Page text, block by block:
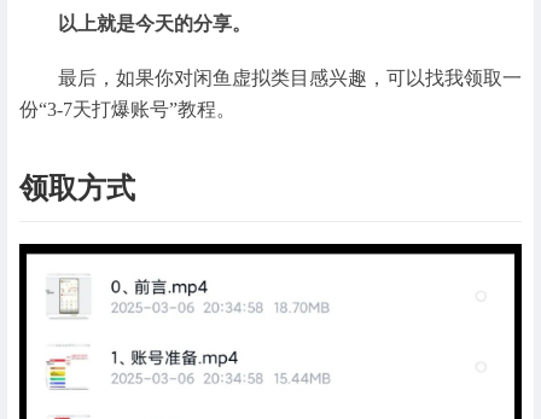
以上就是今天的分享。
最后，如果你对闲鱼虚拟类目感兴趣，可以找我领取一
份“3-7天打爆账号”教程。
领取方式